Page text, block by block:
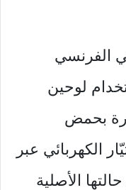
الفرنسي
لوحين
بحمض
الكهربائي عبر
الأصلية